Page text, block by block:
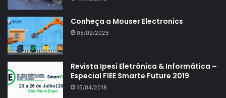
Conheça a Mouser Electronics
05/02/2025
Revista Ipesi Eletrônica & Informática –
Especial FIEE Smarte Future 2019
15/04/2018